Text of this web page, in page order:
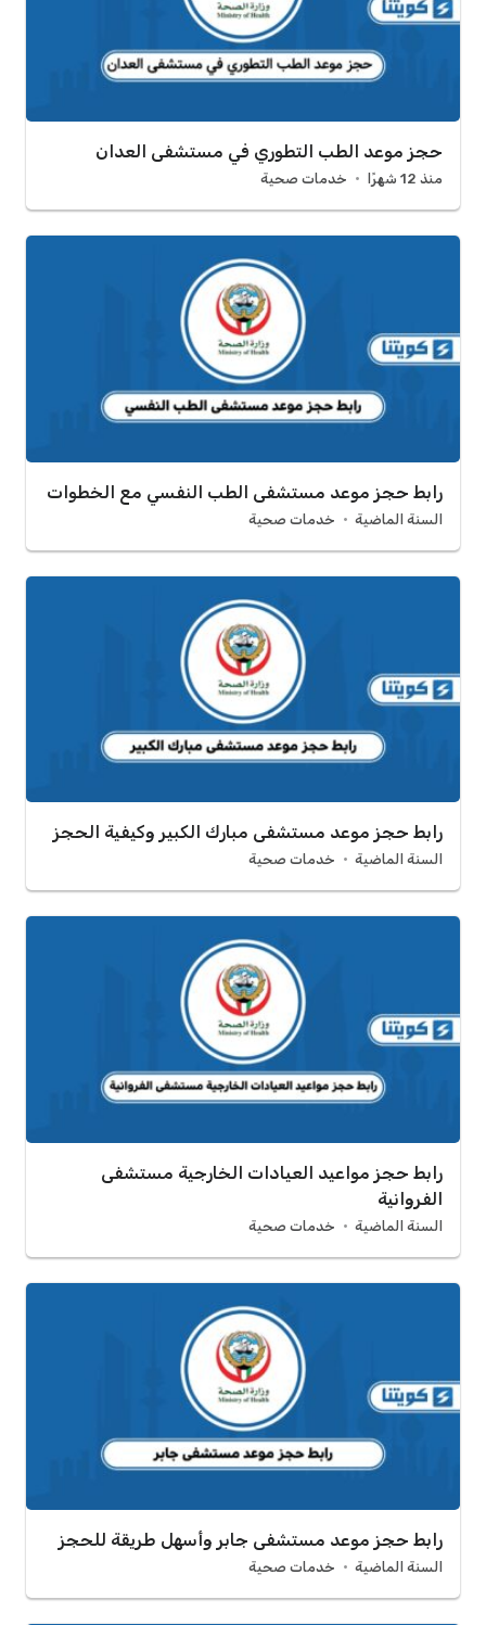
حجز موعد الطب التطوري في مستشفى العدان
منذ 12 شهرًا خدمات صحية
رابط حجز موعد مستشفى الطب النفسي مع الخطوات
السنة الماضية خدمات صحية
رابط حجز موعد مستشفى مبارك الكبير وكيفية الحجز
السنة الماضية خدمات صحية
رابط حجز مواعيد العيادات الخارجية مستشفى
الفروانية
السنة الماضية خدمات صحية
رابط حجز موعد مستشفى جابر وأسهل طريقة للحجز
السنة الماضية خدمات صحية